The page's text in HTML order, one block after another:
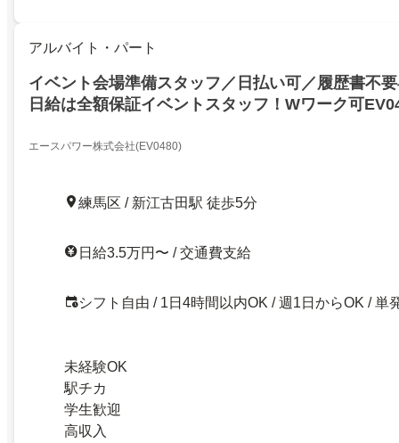
アルバイト・パート
イベント会場準備スタッフ／日払い可／履歴書不
日給は全額保証イベントスタッフ！Wワーク可
エースパワー株式会社(EV0480)
練馬区 / 新江古田駅 徒歩5分
日給3.5万円〜 / 交通費支給
シフト自由 / 1日4時間以内OK / 週1日からOK / 単
未経験OK
駅チカ
学生歓迎
高収入